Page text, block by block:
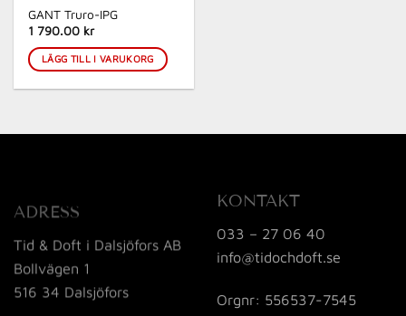
GANT Truro-IPG
1 790.00 kr
LÄGG TILL I VARUKORG
ADRESS
Tid & Doft i Dalsjöfors AB
Bollvägen 1
516 34 Dalsjöfors
KONTAKT
033 – 27 06 40
info@tidochdoft.se
Orgnr: 556537-7545